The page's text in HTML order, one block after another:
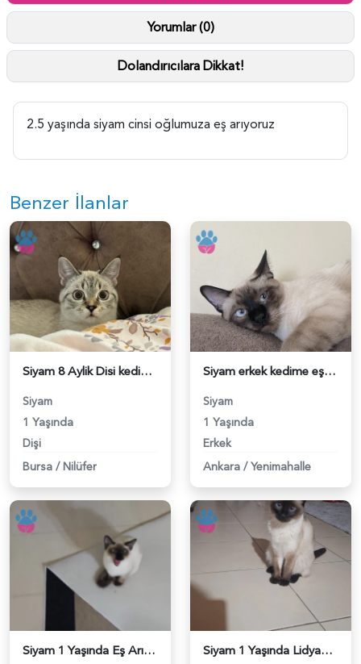
Yorumlar (0)
Dolandırıcılara Dikkat!
2.5 yaşında siyam cinsi oğlumuza eş arıyoruz
Benzer İlanlar
Siyam 8 Aylik Disi kedime es ariyorum - 118984663
Siyam
1 Yaşında
Dişi
Bursa / Nilüfer
Siyam erkek kedime eş arıyorum (tekir tercihimdir) - 118984481
Siyam
1 Yaşında
Erkek
Ankara / Yenimahalle
Siyam 1 Yaşında Eş Arıyor - 118984467 Siyam 1 Yaşında Lidyamiza Eş Arıyoruz - 118984407